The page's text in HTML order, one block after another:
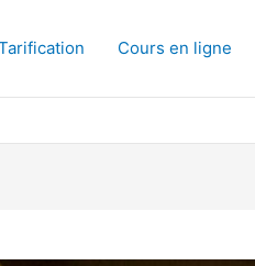
Cours en ligne